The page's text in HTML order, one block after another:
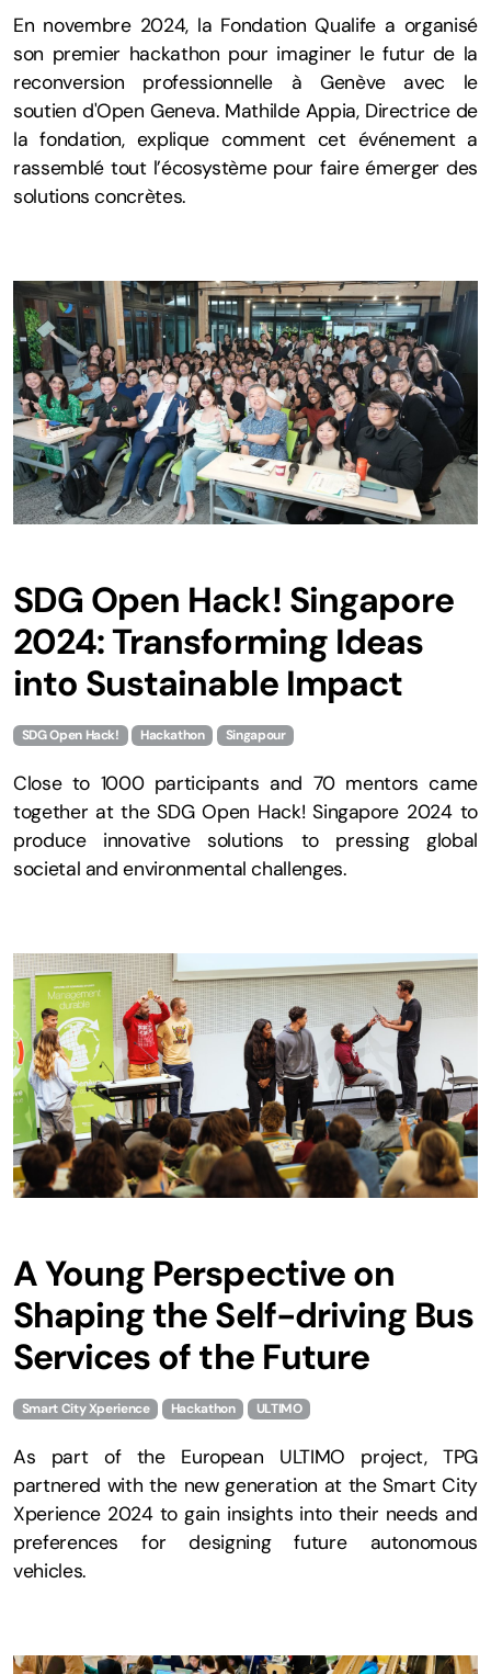
En novembre 2024, la Fondation Qualife a organisé
son premier hackathon pour imaginer le futur de la
reconversion professionnelle à Genève avec le
soutien d'Open Geneva. Mathilde Appia, Directrice de
la fondation, explique comment cet événement a
rassemblé tout l’écosystème pour faire émerger des
solutions concrètes.
SDG Open Hack! Singapore
2024: Transforming Ideas
into Sustainable Impact
SDG Open Hack! Hackathon Singapour
Close to 1000 participants and 70 mentors came
together at the SDG Open Hack! Singapore 2024 to
produce innovative solutions to pressing global
societal and environmental challenges.
A Young Perspective on
Shaping the Self-driving Bus
Services of the Future
Smart City Xperience Hackathon ULTIMO
As part of the European ULTIMO project, TPG
partnered with the new generation at the Smart City
Xperience 2024 to gain insights into their needs and
preferences for designing future autonomous
vehicles.